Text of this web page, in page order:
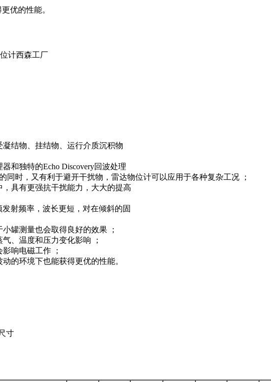
优的性能。
凝结物、挂结物、运行介质沉积物
和独特的Echo Discovery回波处理
同时，又有利于避开干扰物，雷达物位计可以应用于各种复杂工况 ；
具有更强抗干扰能力，大大的提高
射频率， 波长更短，对在倾斜的固
罐测量也会取得良好的效果 ；
、温度和压力变化影响 ；
响电磁工作 ；
的环境下也能获得更优的性能。